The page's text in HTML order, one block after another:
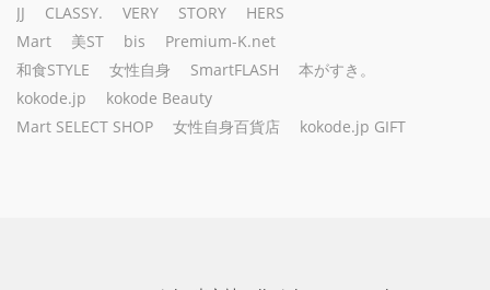
JJ CLASSY. VERY STORY
HERS
Mart
美ST bis
Premium-K.net
和食STYLE
女性自身 SmartFLASH
本がすき。
kokode.jp
kokode Beauty
Mart SELECT SHOP
女性自身百貨店 kokode.jp GIFT